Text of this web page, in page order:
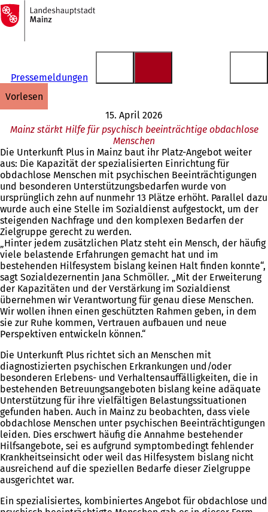
Inhalt anspringen
Zur
Startseite
Pressemeldungen
vorlesen
15. April 2026
Mainz stärkt Hilfe für psychisch beeinträchtige obdachlose
Menschen
Die Unterkunft Plus in Mainz baut ihr Platz-Angebot weiter
aus: Die Kapazität der spezialisierten Einrichtung für
obdachlose Menschen mit psychischen Beeinträchtigungen
und besonderen Unterstützungsbedarfen wurde von
ursprünglich zehn auf nunmehr 13 Plätze erhöht. Parallel dazu
wurde auch eine Stelle im Sozialdienst aufgestockt, um der
steigenden Nachfrage und den komplexen Bedarfen der
Zielgruppe gerecht zu werden.
„Hinter jedem zusätzlichen Platz steht ein Mensch, der häufig
viele belastende Erfahrungen gemacht hat und im
bestehenden Hilfesystem bislang keinen Halt finden konnte“,
sagt Sozialdezernentin Jana Schmöller. „Mit der Erweiterung
der Kapazitäten und der Verstärkung im Sozialdienst
übernehmen wir Verantwortung für genau diese Menschen.
Wir wollen ihnen einen geschützten Rahmen geben, in dem
sie zur Ruhe kommen, Vertrauen aufbauen und neue
Perspektiven entwickeln können.“
Die Unterkunft Plus richtet sich an Menschen mit
diagnostizierten psychischen Erkrankungen und/oder
besonderen Erlebens- und Verhaltensauffälligkeiten, die in
bestehenden Betreuungsangeboten bislang keine adäquate
Unterstützung für ihre vielfältigen Belastungssituationen
gefunden haben. Auch in Mainz zu beobachten, dass viele
obdachlose Menschen unter psychischen Beeinträchtigungen
leiden. Dies erschwert häufig die Annahme bestehender
Hilfsangebote, sei es aufgrund symptombedingt fehlender
Krankheitseinsicht oder weil das Hilfesystem bislang nicht
ausreichend auf die speziellen Bedarfe dieser Zielgruppe
ausgerichtet war.
Ein spezialisiertes, kombiniertes Angebot für obdachlose und